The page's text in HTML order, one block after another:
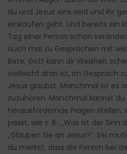
du und Jesus eins seid und ihr
einkaufen geht. Und bereits ein
Tag einer Person schon
auch mal zu Gesprächen mit
Bete, Gott kann dir Weisheit
vielleicht dran ist, im Gespräch
Jesus glaubst. Manchmal ist es
zuzuhören. Manchmal kannst
herausfordernde Fragen stellen,
passt, wie z. B.: „Was ist der Sinn
„Glauben Sie an Jesus?“. Sei
du merkst, dass die Person bei